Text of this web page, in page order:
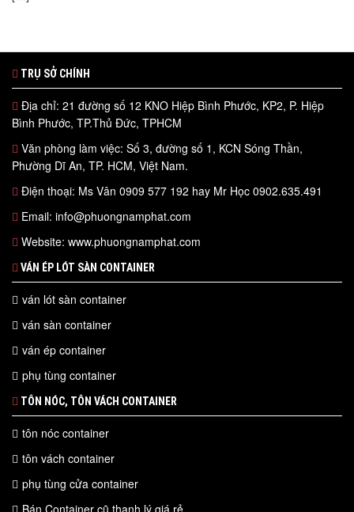
TRỤ SỞ CHÍNH
Địa chỉ: 21 đường số 12 KNO Hiệp Bình Phước, KP2, P. Hiệp
Bình Phước, TP.Thủ Đức, TPHCM
Văn phòng làm việc: Số 3, đường số 1, KCN Sóng Thần,
Phường Dĩ An, TP. HCM, Việt Nam.
Điện thoại: Ms Vân 0909 577 192 hay Mr Học 0902.635.491
Email: info@phuongnamphat.com
Website: www.phuongnamphat.com
VÁN ÉP LÓT SÀN CONTAINER
ván lót sàn container
ván sàn container
ván ép container
phụ tùng container
TÔN NÓC, TÔN VÁCH CONTAINER
tôn nóc container
tôn vách container
phụ tùng cửa container